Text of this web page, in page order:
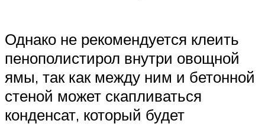
Однако не рекомендуется клеить
пенополистирол внутри овощной
ямы, так как между ним и бетонной
стеной может скапливаться
конденсат, который будет